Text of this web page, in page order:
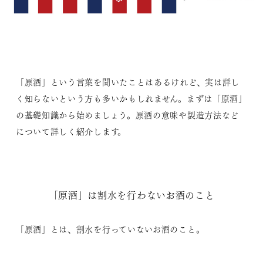
「原酒」という言葉を聞いたことはあるけれど、実は詳し
く知らないという方も多いかもしれません。まずは「原酒」
の基礎知識から始めましょう。原酒の意味や製造方法など
について詳しく紹介します。
「原酒」は割水を行わないお酒のこと
「原酒」とは、割水を行っていないお酒のこと。